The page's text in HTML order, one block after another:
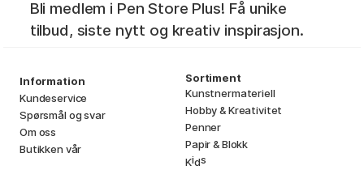
Bli medlem i Pen Store Plus! Få unike
tilbud, siste nytt og kreativ inspirasjon.
Information
Kundeservice
Spørsmål og svar
Om oss
Butikken vår
Sortiment
Kunstnermateriell
Hobby & Kreativitet
Penner
Papir & Blokk
Kids